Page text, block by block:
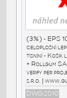
(3%) - EPS
celoplošnì
tìsnìní - Košík
+ Rollgum
verify per
s.r.o. |
DWG2010